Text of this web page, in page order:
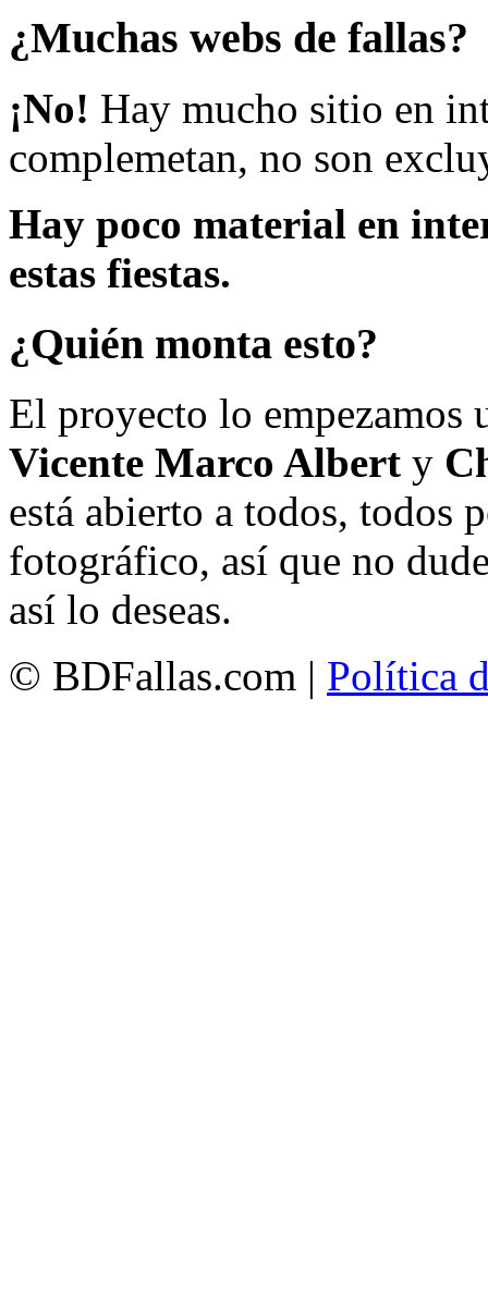
¿Muchas webs de fallas?
¡No! Hay mucho sitio en
complemetan, no son
Hay poco material en
estas fiestas.
¿Quién monta esto?
El proyecto lo empezamos
Vicente Marco Albert y
está abierto a todos, todos
fotográfico, así que no
así lo deseas.
© BDFallas.com | Política